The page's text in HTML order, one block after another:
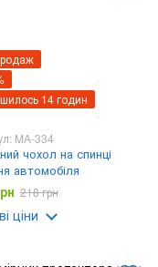
14 годин
MA-334
чохол на спинці
автомобіля
218 грн
ціни